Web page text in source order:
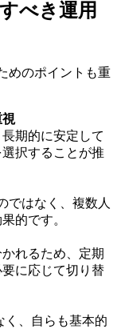
べき運用
めのポイントも重
視
期的に安定して
択することが推
ではなく、複数人
的です。
れるため、定期
に応じて切り替
く、自らも基本的